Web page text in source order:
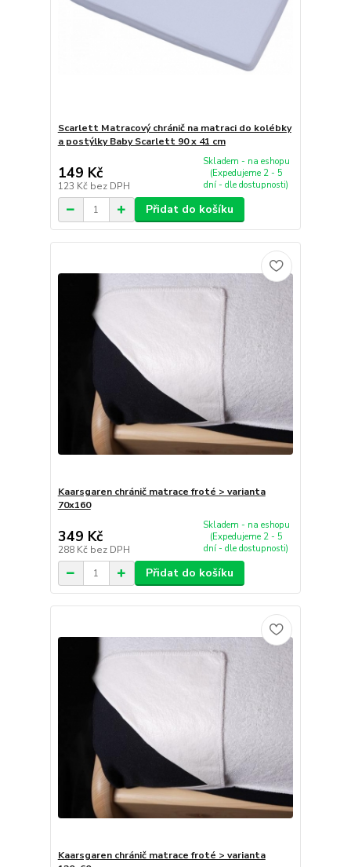
Scarlett Matracový chránič na matraci do kolébky
a postýlky Baby Scarlett 90 x 41 cm
149 Kč
123 Kč bez DPH
Skladem - na eshopu
(Expedujeme 2 - 5
dní - dle dostupnosti)
Přidat do košíku
Kaarsgaren chránič matrace froté > varianta
70x160
349 Kč
288 Kč bez DPH
Skladem - na eshopu
(Expedujeme 2 - 5
dní - dle dostupnosti)
Přidat do košíku
Kaarsgaren chránič matrace froté > varianta